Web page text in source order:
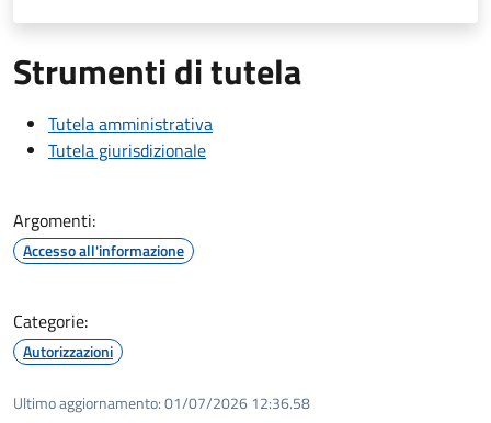
Strumenti di tutela
Tutela amministrativa
Tutela giurisdizionale
Argomenti:
Accesso all'informazione
Categorie:
Autorizzazioni
Ultimo aggiornamento:01/07/2026 12:36.58